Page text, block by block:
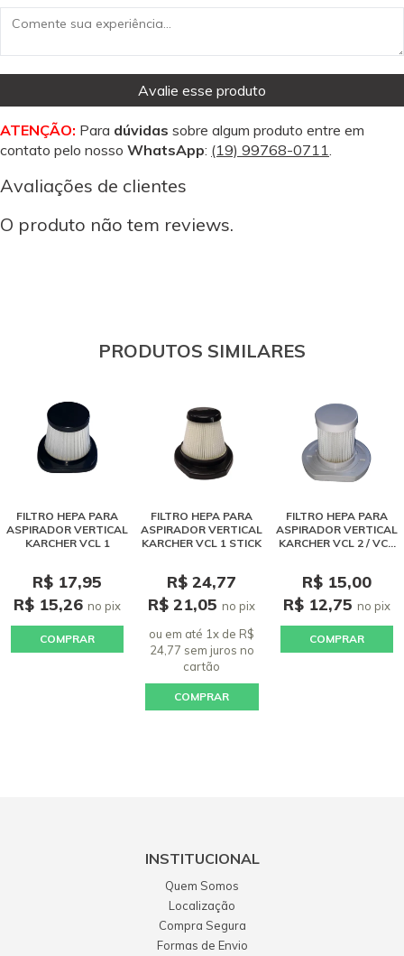
Avalie esse produto
ATENÇÃO: Para dúvidas sobre algum produto entre em
contato pelo nosso WhatsApp: (19) 99768-0711
Avaliações de clientes
O produto não tem reviews.
PRODUTOS SIMILARES
FILTRO HEPA PARA
ASPIRADOR VERTICAL
KARCHER VCL 1
R$ 17,95
R$ 15,26no pix
COMPRAR
FILTRO HEPA PARA
ASPIRADOR VERTICAL
KARCHER VCL 1 STICK
R$ 24,77
R$ 21,05no pix
ou em até 1x de R$
24,77 sem juros no
cartão
COMPRAR
FILTRO HEPA PARA
ASPIRADOR VERTICAL
KARCHER VCL 2 / VCL
R$ 15,00
R$ 12,75 no pix
COMPRAR
INSTITUCIONAL
Quem Somos
Localização
Compra Segura
Formas de Envio